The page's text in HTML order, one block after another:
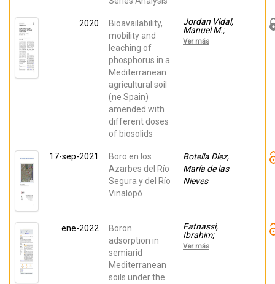
2020
Bioavailability,
mobility and
leaching of
phosphorus in a
Mediterranean
agricultural soil
(ne Spain)
amended with
different doses
of biosolids
Jordan Vidal,
Manuel M.;
Almendro-
Candel, María
Ver más
17-sep-2021
Boro en los
Azarbes del Río
Segura y del Río
Vinalopó
Botella Díez,
María de las
Nieves
ene-2022
Boron
adsorption in
semiarid
Mediterranean
soils under the
Fatnassi,
Ibrahim;
Almendro-
Candel, María
Ver más